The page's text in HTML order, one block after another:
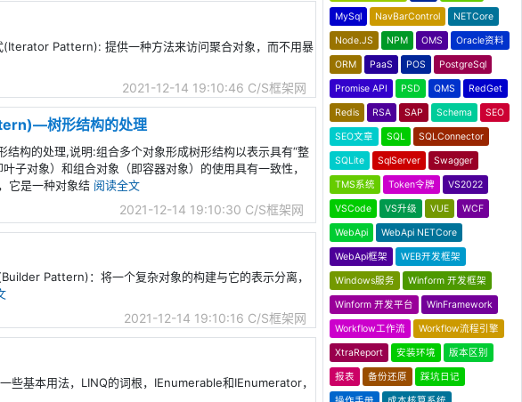
Pattern): 提供一种方法来访问聚合对象，而不用暴
2021-12-14 19:10:46 C/S框架网
树形结构的处理
构的处理,说明:组合多个对象形成树形结构以表示具有“整
子对象）和组合对象（即容器对象）的使用具有一致性，
它是一种对象结 阅读全文
2021-12-14 19:10:30 C/S框架网
Pattern)：将一个复杂对象的构建与它的表示分离，
2021-12-14 19:10:16 C/S框架网
些基本用法，LINQ的词根，IEnumerable和IEnumerator，
MySql NavBarControl NETCore
Node.JS NPM OMS Oracle资料
ORM PaaS POS PostgreSql
Promise API PSD QMS RedGet
Redis RSA SAP Schema SEO
SEO文章 SQL SQLConnector
SQLite SqlServer Swagger
TMS系统 Token令牌 VS2022
VSCode VS升级 VUE WCF
WebApi WebApi NETCore
WebApi框架 WEB开发框架
Windows服务 Winform 开发框架
Winform 开发平台 WinFramework
Workflow工作流 Workflow流程引擎
XtraReport 安装环境 版本区别
报表 备份还原 踩坑日记